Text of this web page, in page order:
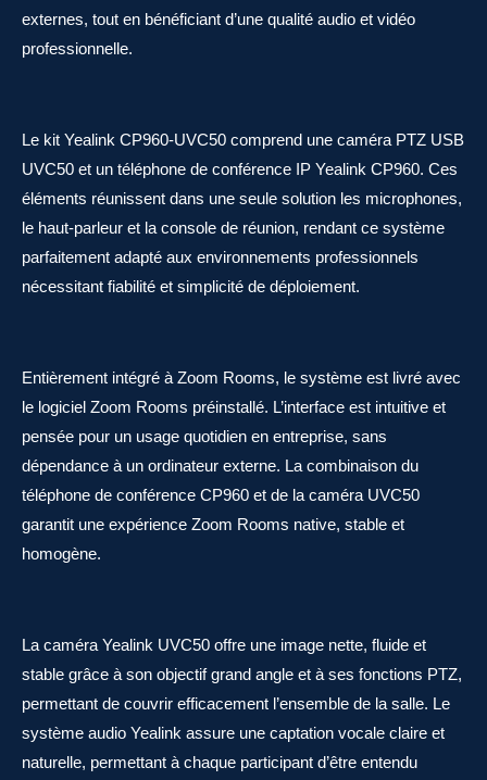
externes, tout en bénéficiant d’une qualité audio et vidéo
professionnelle.
Le kit Yealink CP960-UVC50 comprend une caméra PTZ USB
UVC50 et un téléphone de conférence IP Yealink CP960. Ces
éléments réunissent dans une seule solution les microphones,
le haut-parleur et la console de réunion, rendant ce système
parfaitement adapté aux environnements professionnels
nécessitant fiabilité et simplicité de déploiement.
Entièrement intégré à Zoom Rooms, le système est livré avec
le logiciel Zoom Rooms préinstallé. L’interface est intuitive et
pensée pour un usage quotidien en entreprise, sans
dépendance à un ordinateur externe. La combinaison du
téléphone de conférence CP960 et de la caméra UVC50
garantit une expérience Zoom Rooms native, stable et
homogène.
La caméra Yealink UVC50 offre une image nette, fluide et
stable grâce à son objectif grand angle et à ses fonctions PTZ,
permettant de couvrir efficacement l’ensemble de la salle. Le
système audio Yealink assure une captation vocale claire et
naturelle, permettant à chaque participant d’être entendu